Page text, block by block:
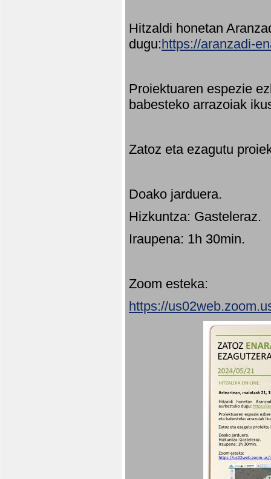
Hitzaldi honetan
dugu:https://aranzadi-
Proiektuaren espezie
babesteko arrazoiak
Zatoz eta ezagutu
Doako jarduera.
Hizkuntza: Gasteleraz.
Iraupena: 1h 30min.
Zoom esteka:
https://